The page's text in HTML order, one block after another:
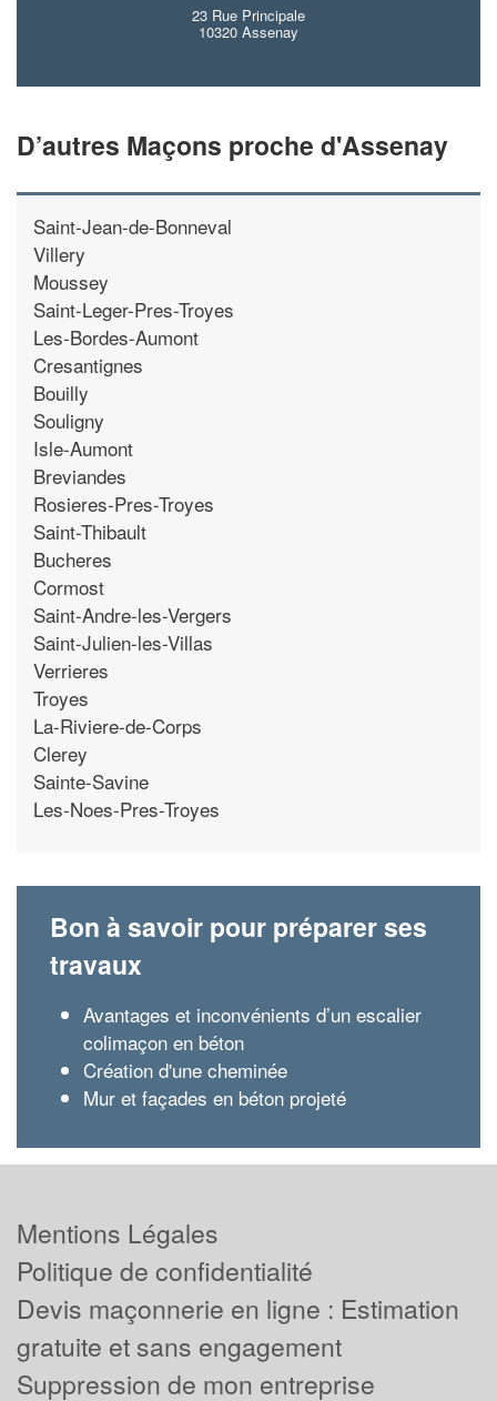
23 Rue Principale
10320 Assenay
D’autres Maçons proche d'Assenay
Saint-Jean-de-Bonneval
Villery
Moussey
Saint-Leger-Pres-Troyes
Les-Bordes-Aumont
Cresantignes
Bouilly
Souligny
Isle-Aumont
Breviandes
Rosieres-Pres-Troyes
Saint-Thibault
Bucheres
Cormost
Saint-Andre-les-Vergers
Saint-Julien-les-Villas
Verrieres
Troyes
La-Riviere-de-Corps
Clerey
Sainte-Savine
Les-Noes-Pres-Troyes
Bon à savoir pour préparer ses
travaux
Avantages et inconvénients d’un escalier
colimaçon en béton
Création d'une cheminée
Mur et façades en béton projeté
Mentions Légales
Politique de confidentialité
Devis maçonnerie en ligne : Estimation
gratuite et sans engagement
Suppression de mon entreprise